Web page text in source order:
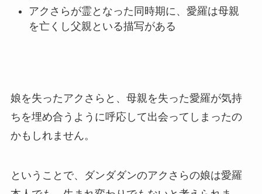
アクさらが霊となった同時期に、愛羅は母親
を亡くし父親といる描写がある
娘を失ったアクさらと、母親を失った愛羅が気持
ちを埋め合うように呼応して出会ってしまったの
かもしれません。
ということで、
ダンダダンのアクさらの娘は愛羅